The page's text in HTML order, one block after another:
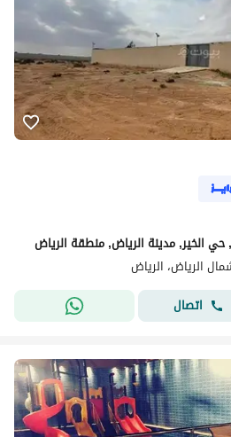
حي الخير, مدينة الرياض, منطقة الرياض
الرياض، الرياض
اتصال